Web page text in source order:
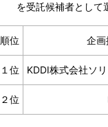
を受託候補者として
順位 企画
１位 KDDI株式会社ソ
２位